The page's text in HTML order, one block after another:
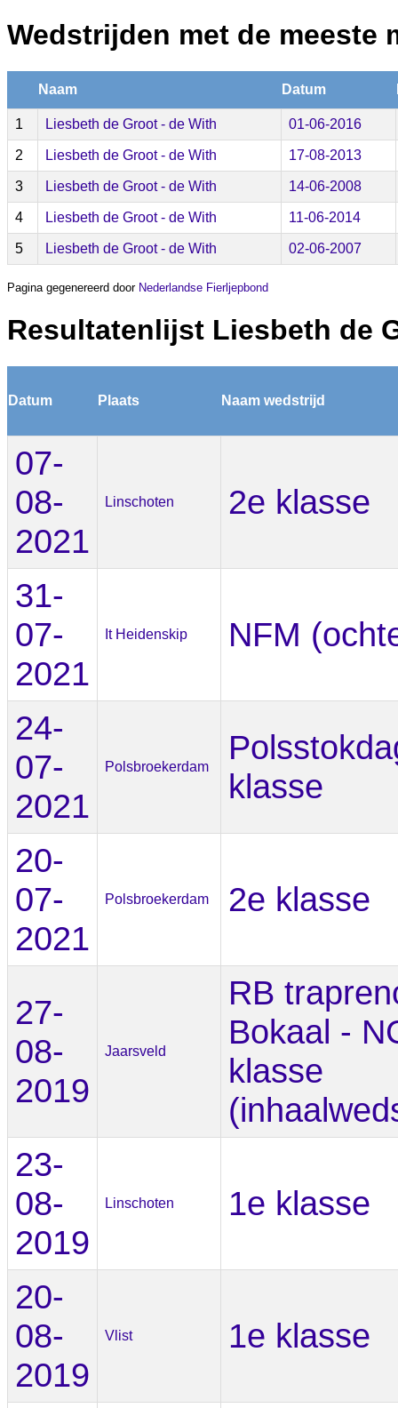
Wedstrijden met de meeste
Naam Datum
1 Liesbeth de Groot - de With 01-06-2016
2 Liesbeth de Groot - de With 17-08-2013
3 Liesbeth de Groot - de With 14-06-2008
4 Liesbeth de Groot - de With 11-06-2014
5 Liesbeth de Groot - de With 02-06-2007
Pagina gegenereerd door Nederlandse Fierljepbond
Resultatenlijst Liesbeth de
Datum Plaats Naam wedstrijd
07-
08-
2021
Linschoten 2e klasse
31-
07-
2021
It Heidenskip NFM
24-
07-
2021
Polsbroekerdam
klasse
20-
07-
2021
Polsbroekerdam 2e klasse
27-
08-
2019
Jaarsveld
RB
Bokaal -
klasse
23-
08-
2019
Linschoten 1e klasse
20-
08-
2019
Vlist 1e klasse